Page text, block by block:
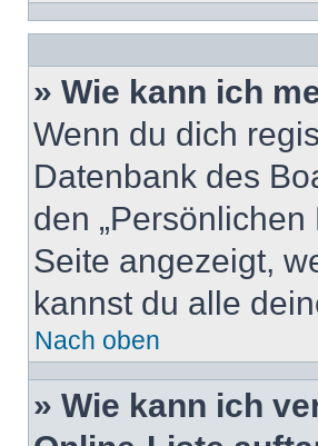
» Wie kann ich
Wenn du dich
Datenbank des
den
Seite angezeigt,
kannst du alle
Nach oben
» Wie kann ich